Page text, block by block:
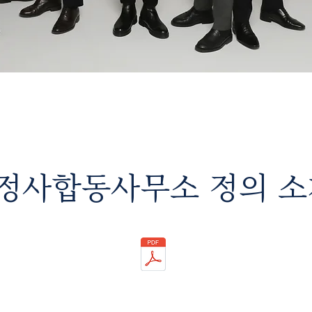
사합동사무소 정의